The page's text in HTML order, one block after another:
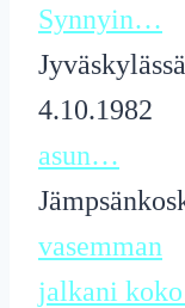
Synnyin…
Jyväskylässä
4.10.1982
asun…
vasemman
jalkani